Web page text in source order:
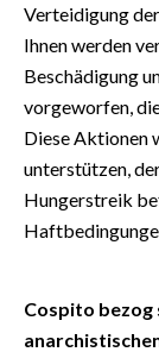
Verteidigung
Ihnen werden
Beschädigung
vorgeworfen,
Diese Aktionen
unterstützen,
Hungerstreik
Cospito bezog